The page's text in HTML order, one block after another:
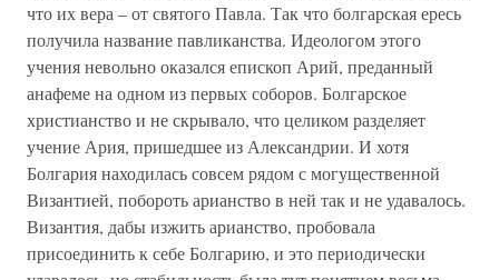
что их вера – от святого Павла. Так что болгарская ересь
получила название павликанства. Идеологом этого
учения невольно оказался епископ Арий, преданный
анафеме на одном из первых соборов. Болгарское
христианство и не скрывало, что целиком разделяет
учение Ария, пришедшее из Александрии. И хотя
Болгария находилась совсем рядом с могущественной
Византией, побороть арианство в ней так и не удавалось.
Византия, дабы изжить арианство, пробовала
присоединить к себе Болгарию, и это периодически